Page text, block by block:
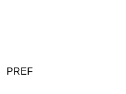
PREF